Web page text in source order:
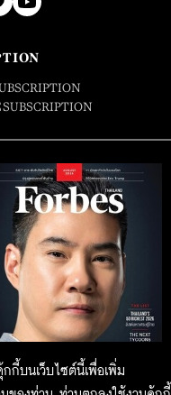
กี้บนเว็บไซต์นี้เพื่อเพิ่ม